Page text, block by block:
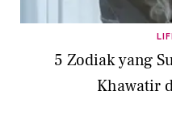
5 Zodiak yang
Khawatir